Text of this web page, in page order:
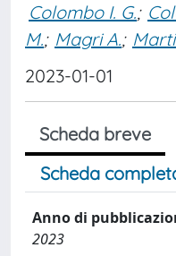
Colombo I. G.;
M.; Magri A.;
2023-01-01
Scheda breve
Scheda
Anno di
2023